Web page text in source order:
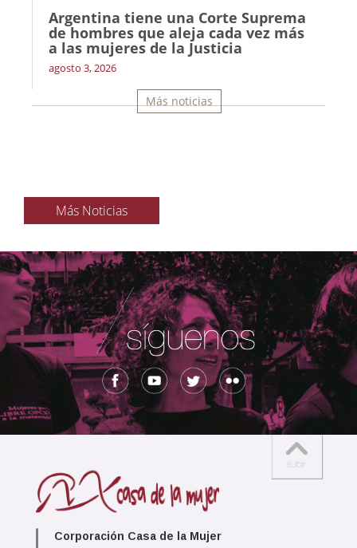
Argentina tiene una Corte Suprema
de hombres que aleja cada vez más
a las mujeres de la Justicia
agosto 3, 2026
Más noticias
Más Noticias
Corporación Casa de la Mujer